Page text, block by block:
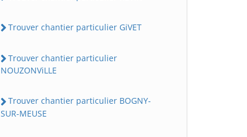
Trouver chantier particulier GiVET
Trouver chantier particulier
NOUZONViLLE
Trouver chantier particulier BOGNY-
SUR-MEUSE